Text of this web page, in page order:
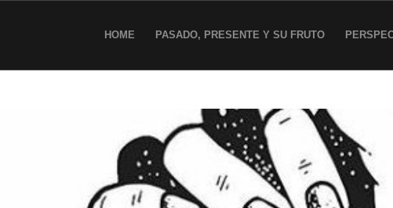
HOME PASADO, PRESENTE Y SU FRUTO